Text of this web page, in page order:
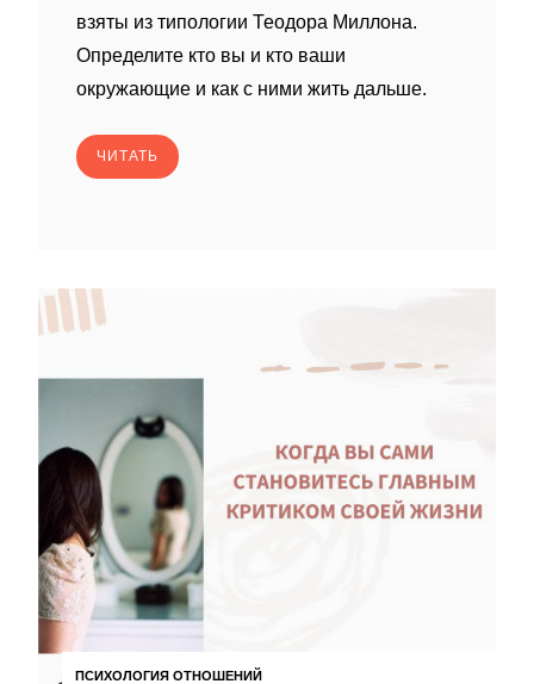
взяты из типологии Теодора Миллона.
Определите кто вы и кто ваши
окружающие и как с ними жить дальше.
ЧИТАТЬ
ПСИХОЛОГИЯ ОТНОШЕНИЙ